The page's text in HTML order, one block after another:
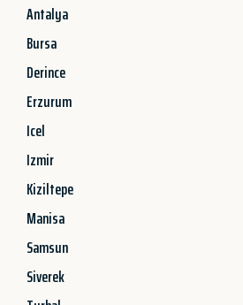
Antalya
Bursa
Derince
Erzurum
Icel
Izmir
Kiziltepe
Manisa
Samsun
Siverek